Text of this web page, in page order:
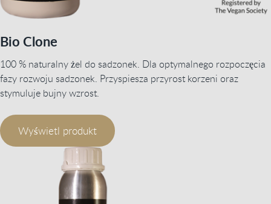
Bio Clone
100 % naturalny żel do sadzonek. Dla optymalnego rozpoczęcia
fazy rozwoju sadzonek. Przyspiesza przyrost korzeni oraz
stymuluje bujny wzrost.
Wyświetl produkt